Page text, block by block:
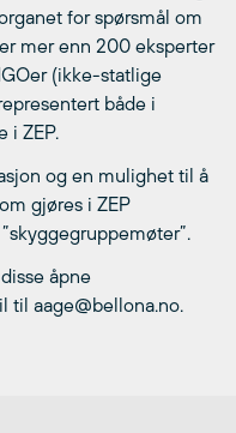
for spørsmål om
mer enn 200 eksperter
(ikke-statlige
både i
i ZEP.
og en mulighet til å
gjøres i ZEP
åpne
til aage@bellona.no.